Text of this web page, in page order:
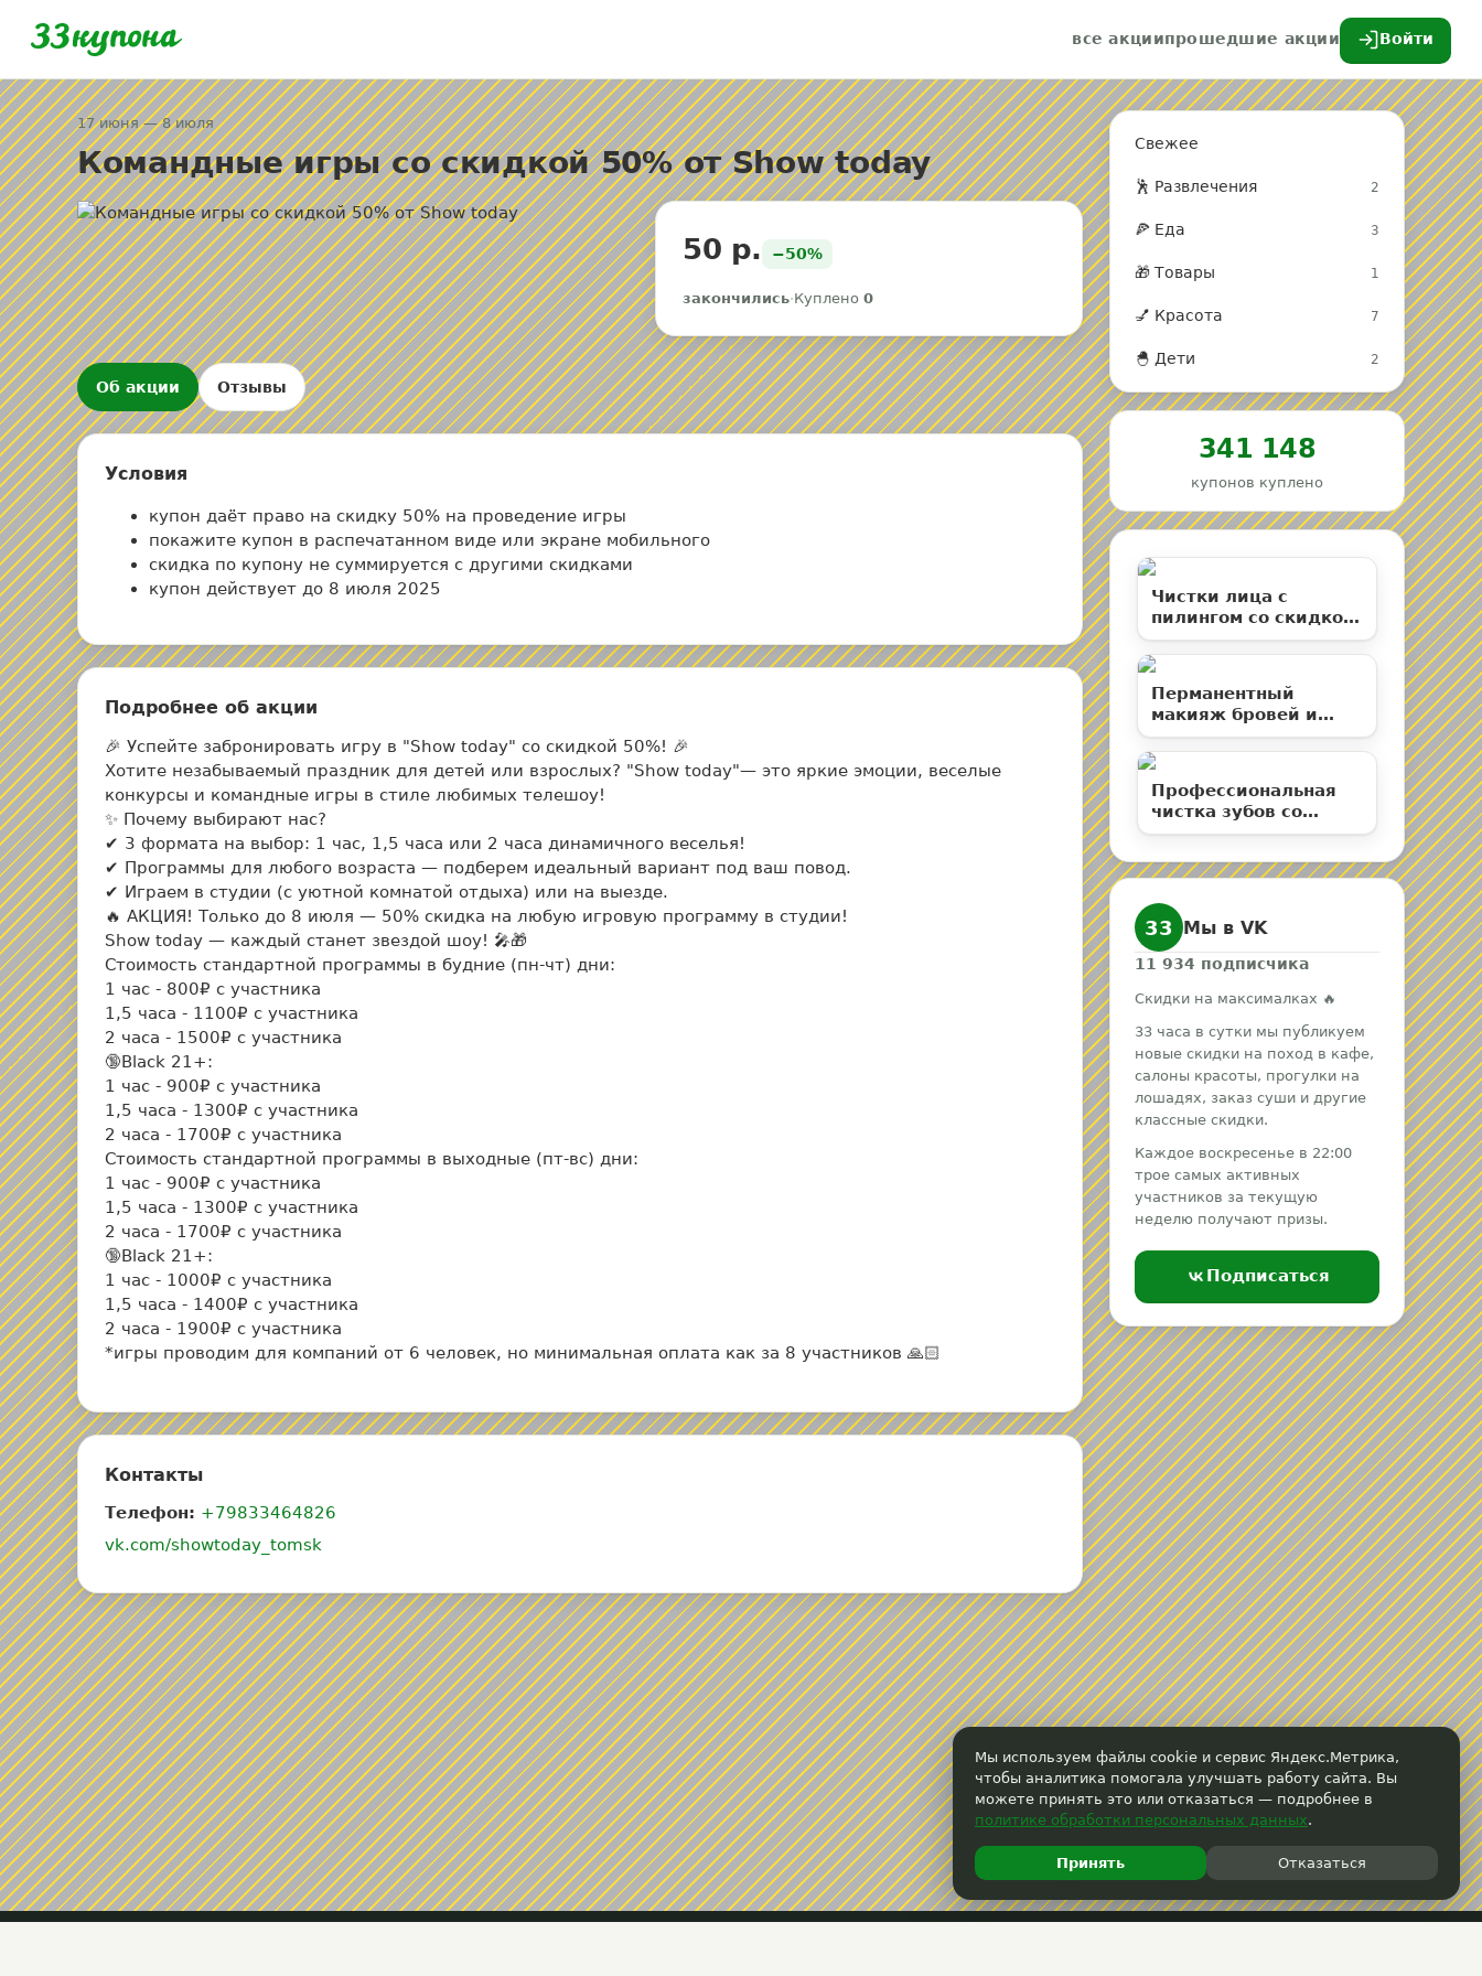
все акциипрошедшие акции Войти
17 июня — 8 июля
Командные игры со скидкой 50% от Show today
50 р. −50%
закончились·Куплено0
Об акции Отзывы
Условия
купон даёт право на скидку 50% на проведение игры
покажите купон в распечатанном виде или экране мобильного
скидка по купону не суммируется с другими скидками
купон действует до 8 июля 2025
Подробнее об акции
🎉 Успейте забронировать игру в "Show today" со скидкой 50%! 🎉
Хотите незабываемый праздник для детей или взрослых? "Show today"— это яркие эмоции, веселые
конкурсы и командные игры в стиле любимых телешоу!
✨ Почему выбирают нас?
✔ 3 формата на выбор: 1 час, 1,5 часа или 2 часа динамичного веселья!
✔ Программы для любого возраста — подберем идеальный вариант под ваш повод.
✔ Играем в студии (с уютной комнатой отдыха) или на выезде.
🔥 АКЦИЯ! Только до 8 июля — 50% скидка на любую игровую программу в студии!
Show today — каждый станет звездой шоу! 🎤🎁
Стоимость стандартной программы в будние (пн-чт) дни:
1 час - 800₽ с участника
1,5 часа - 1100₽ с участника
2 часа - 1500₽ с участника
🔞Black 21+:
1 час - 900₽ с участника
1,5 часа - 1300₽ с участника
2 часа - 1700₽ с участника
Стоимость стандартной программы в выходные (пт-вс) дни:
1 час - 900₽ с участника
1,5 часа - 1300₽ с участника
2 часа - 1700₽ с участника
🔞Black 21+:
1 час - 1000₽ с участника
1,5 часа - 1400₽ с участника
2 часа - 1900₽ с участника
*игры проводим для компаний от 6 человек, но минимальная оплата как за 8 участников 🙏🏻
Контакты
Телефон: +79833464826‬
vk.com/showtoday_tomsk
Свежее
🕺 Развлечения 2
🍕 Еда 3
🎁 Товары 1
💅 Красота 7
🐣 Дети 2
341 148
купонов куплено
Чистки лица с
пилингом со скидкой
50% в студии
эстетической
«Территория ВуМен»
Перманентный
макияж бровей и
ламинирование
ресниц со скидкой до
Профессиональная
чистка зубов со
скидкой 50% в
33 Мы в VK
11 934 подписчика
Скидки на максималках 🔥
33 часа в сутки мы публикуем
новые скидки на поход в кафе,
салоны красоты, прогулки на
лошадях, заказ суши и другие
классные скидки.
Каждое воскресенье в 22:00
трое самых активных
участников за текущую
неделю получают призы.
Подписаться
Мы используем файлы cookie и сервис Яндекс.Метрика,
чтобы аналитика помогала улучшать работу сайта. Вы
можете принять это или отказаться — подробнее в
политике обработки персональных данных.
Принять Отказаться